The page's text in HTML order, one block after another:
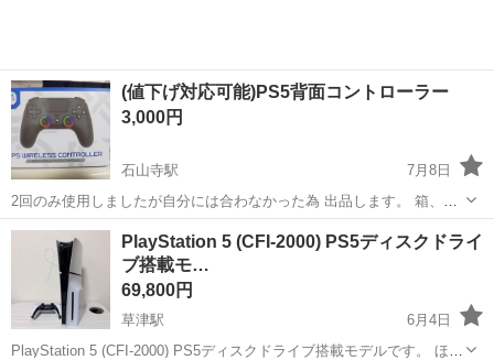
(値下げ対応可能)PS5背面コントローラー
3,000円
石山寺駅
7月8日
2回のみ使用しましたが自分には合わなかった為 出品します。 箱、説
明書あります。
滋賀 大津市 コントローラー
PlayStation 5 (CFI-2000) PS5ディスクドライ
ブ搭載モ…
69,800円
草津駅
6月4日
PlayStation 5 (CFI-2000) PS5ディスクドライブ搭載モデルです。 ほぼ